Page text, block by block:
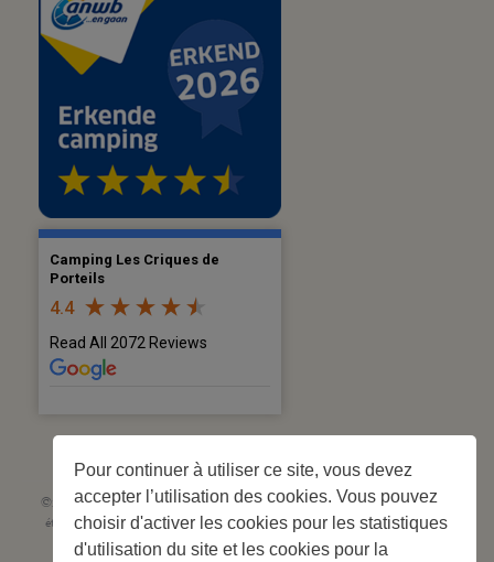
Pour continuer à utiliser ce site, vous devez
accepter l’utilisation des cookies. Vous pouvez
choisir d'activer les cookies pour les statistiques
d'utilisation du site et les cookies pour la
Camping Les Criques de
Porteils
4.4
Read All 2072 Reviews
©2026 Les Criques de Porteils | SIRET: 539 925 636 00026 - Classement 5
étoiles Tourisme N°C66-001852-004 du 28 mai 2026 – 244 emplacements
Site web réalisé parCédric Postel Webmaster